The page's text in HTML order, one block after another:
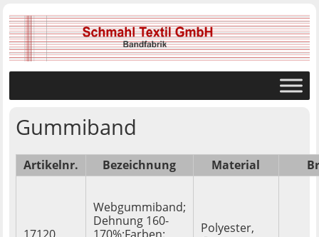
Gummiband
Artikelnr. Bezeichnung Material
Webgummiband;
Dehnung 160-
Polyester,